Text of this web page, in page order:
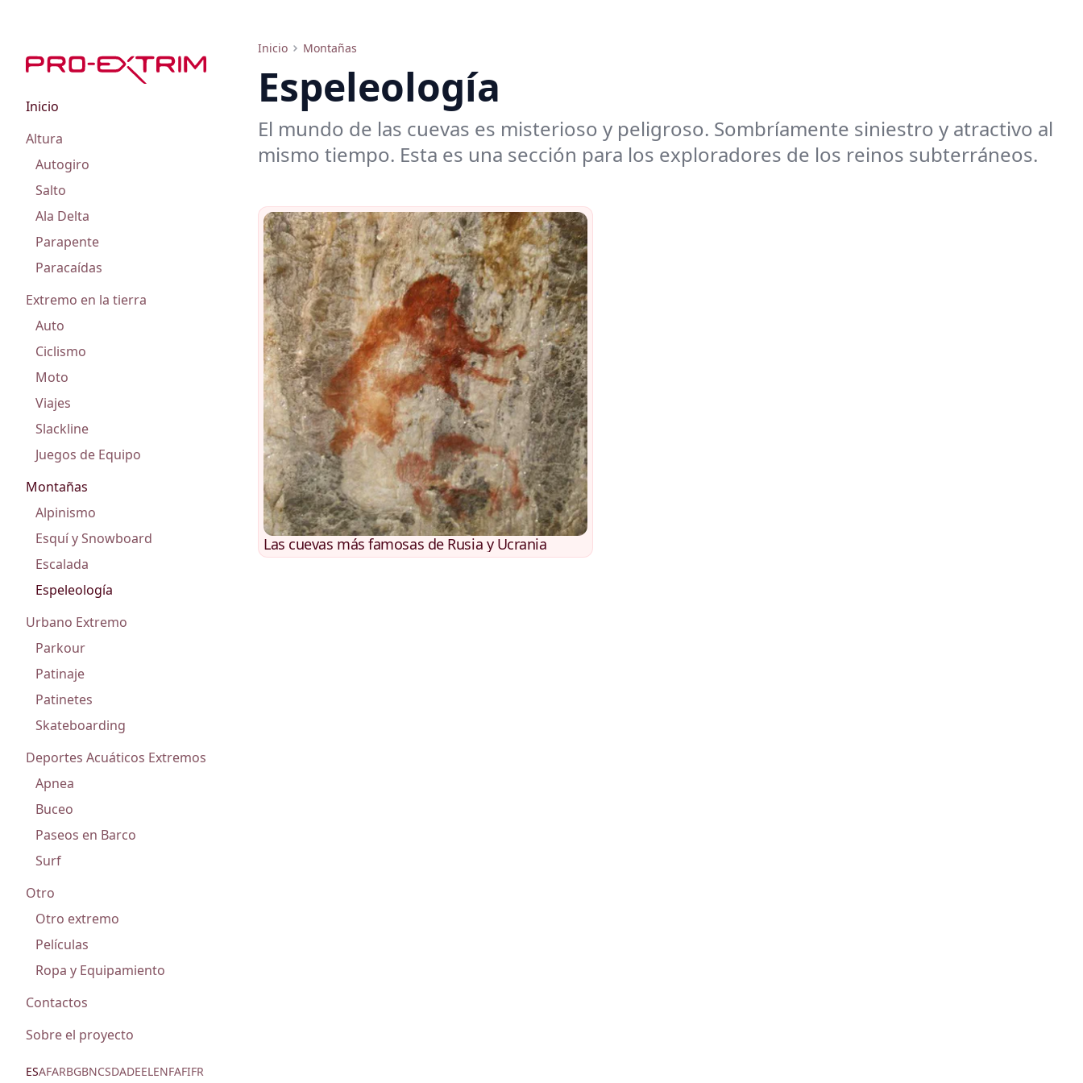
Inicio
Altura
Autogiro
Salto
Ala Delta
Parapente
Paracaídas
Extremo en la tierra
Auto
Ciclismo
Moto
Viajes
Slackline
Juegos de Equipo
Montañas
Alpinismo
Esquí y Snowboard
Escalada
Espeleología
Urbano Extremo
Parkour
Patinaje
Patinetes
Skateboarding
Deportes Acuáticos Extremos
Apnea
Buceo
Paseos en Barco
Surf
Otro
Otro extremo
Películas
Ropa y Equipamiento
Contactos
Sobre el proyecto
ESAFARBGBNCSDADEELENFAFIFR
Inicio Montañas
Espeleología
Espeleología
El mundo de las cuevas es misterioso y peligroso. Sombríamente siniestro y atractivo al
mismo tiempo. Esta es una sección para los exploradores de los reinos subterráneos.
Las cuevas más famosas de Rusia y Ucrania